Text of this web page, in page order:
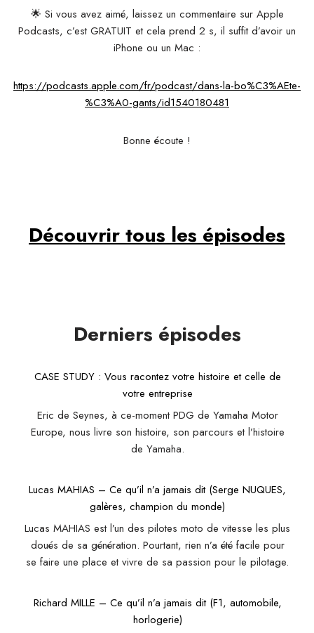
🌟 Si vous avez aimé, laissez un commentaire sur Apple
Podcasts, c’est GRATUIT et cela prend 2 s, il suffit d’avoir un
iPhone ou un Mac :
https://podcasts.apple.com/fr/podcast/dans-la-bo%C3%AEte-
%C3%A0-gants/id1540180481
Bonne écoute !
Découvrir tous les épisodes
Derniers épisodes
CASE STUDY : Vous racontez votre histoire et celle de
votre entreprise
Eric de Seynes, à ce-moment PDG de Yamaha Motor
Europe, nous livre son histoire, son parcours et l’histoire
de Yamaha.
Lucas MAHIAS – Ce qu’il n’a jamais dit (Serge NUQUES,
galères, champion du monde)
Lucas MAHIAS est l’un des pilotes moto de vitesse les plus
doués de sa génération. Pourtant, rien n’a été facile pour
se faire une place et vivre de sa passion pour le pilotage.
Richard MILLE – Ce qu’il n’a jamais dit (F1, automobile,
horlogerie)